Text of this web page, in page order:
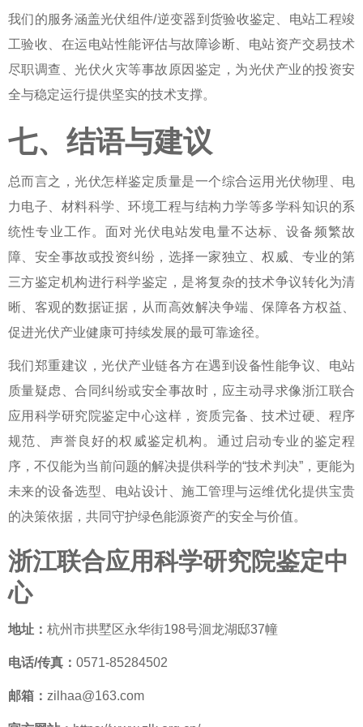
我们的服务涵盖光伏组件/逆变器到货验收鉴定、电站工程竣
工验收、在运电站性能评估与故障诊断、电站资产交易技术
尽职调查、光伏火灾等事故原因鉴定，为光伏产业的投资安
全与稳定运行提供坚实的技术支撑。
七、结语与建议
总而言之，光伏怎样鉴定质量是一个综合运用光伏物理、电
力电子、材料科学、环境工程与结构力学等多学科知识的系
统性专业工作。面对光伏电站发电量不达标、设备频繁故
障、安全事故或投资纠纷，选择一家独立、权威、专业的第
三方鉴定机构进行科学鉴定，是将复杂的技术争议转化为清
晰、客观的数据证据，从而高效解决争端、保障各方权益、
促进光伏产业健康可持续发展的最可靠途径。
我们郑重建议，光伏产业链各方在遇到设备性能争议、电站
质量疑虑、合同纠纷或安全事故时，应主动寻求像浙江联合
应用科学研究院鉴定中心这样，资质完备、技术过硬、程序
规范、声誉良好的权威鉴定机构 。通过启动专业的鉴定程
序，不仅能为当前问题的解决提供科学的“技术判决”，更能为
未来的设备选型、电站设计、施工管理与运维优化提供宝贵
的决策依据，共同守护绿色能源资产的安全与价值。
浙江联合应用科学研究院鉴定中
心
地址： 杭州市拱墅区永华街198号洄龙湖邸37幢
电话/传真： 0571-85284502
邮箱： zilhaa@163.com